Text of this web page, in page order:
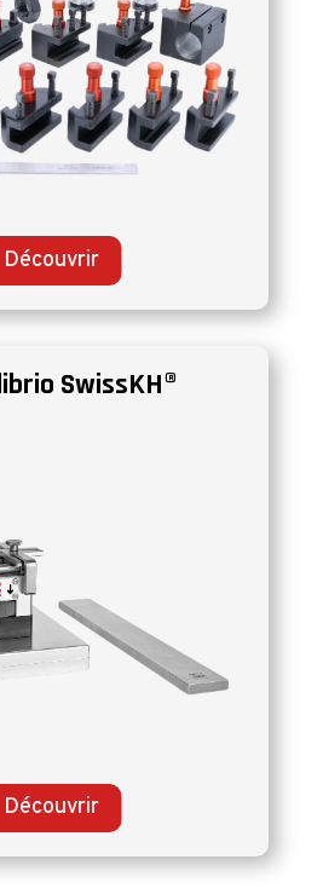
Découvrir
SwissKH®
Découvrir